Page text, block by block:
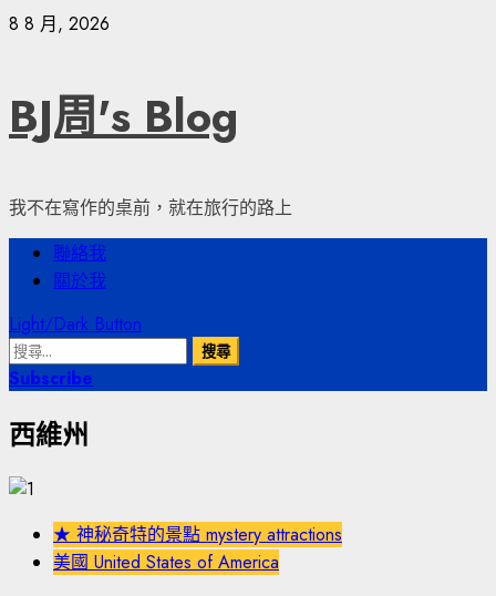
Skip
8 8 月, 2026
BJ周's Blog
我不在寫作的桌前，就在旅行的路上
Primary
Menu
聯絡我
關於我
Light/Dark Button
搜
尋
鍵
Subscribe
西維州
★ 神秘奇特的景點 mystery attractions
美國 United States of America